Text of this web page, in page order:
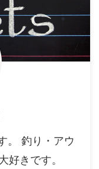
。 釣り・アウ
好きです。